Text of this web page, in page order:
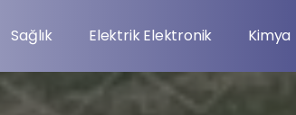
Sağlık Elektrik Elektronik Kimya